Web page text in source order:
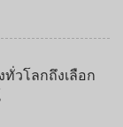
วโลกถึงเลือก